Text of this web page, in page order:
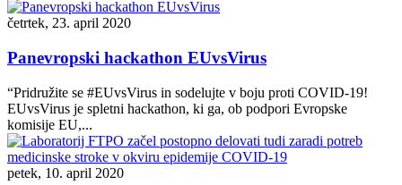
četrtek, 23. april 2020
Panevropski hackathon EUvsVirus
“Pridružite se #EUvsVirus in sodelujte v boju proti COVID-19!
EUvsVirus je spletni hackathon, ki ga, ob podpori Evropske
komisije EU,...
petek, 10. april 2020